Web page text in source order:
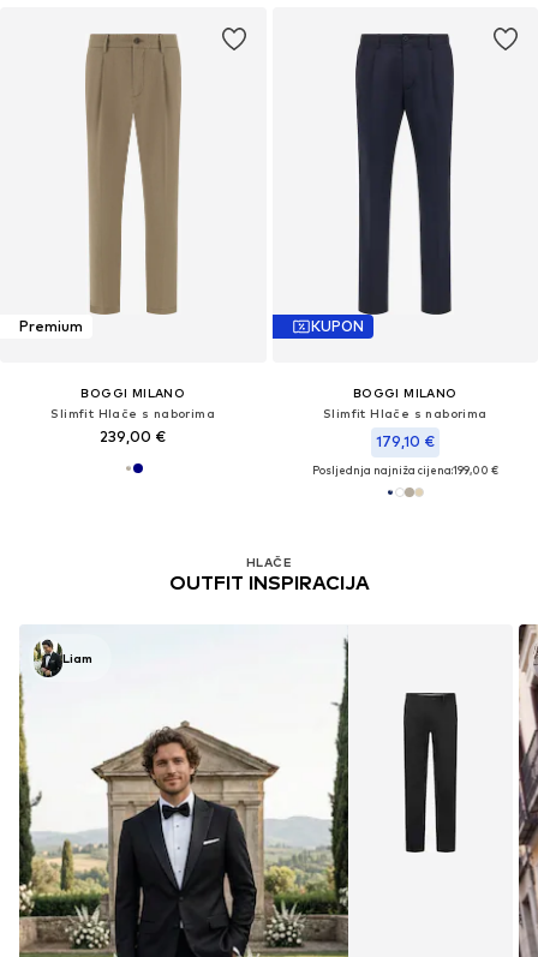
Premium
BOGGI MILANO
Slimfit Hlače s naborima
239,00 €
KUPON
BOGGI MILANO
Slimfit Hlače s naborima
179,10 €
Posljednja najniža cijena:199,00 €
HLAČE
OUTFIT INSPIRACIJA
Liam